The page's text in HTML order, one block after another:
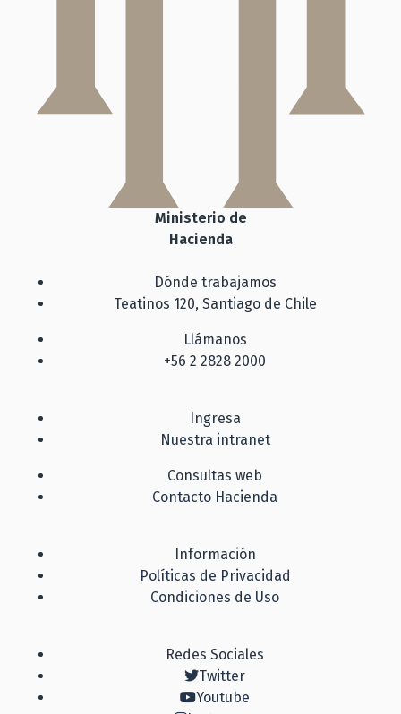
Ministerio de
Hacienda
Dónde trabajamos
Teatinos 120, Santiago de Chile
Llámanos
+56 2 2828 2000
Ingresa
Nuestra intranet
Consultas web
Contacto Hacienda
Información
Políticas de Privacidad
Condiciones de Uso
Redes Sociales
Twitter
Youtube